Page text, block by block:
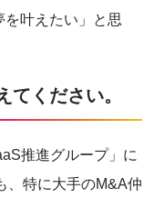
を叶えたい」と思
てください。
推進グループ」に
、特に大手のM&A仲